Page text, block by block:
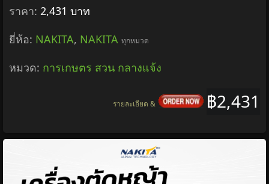
ราคา: 2,431 บาท
ยี่ห้อ: NAKITA, NAKITA ทุกหมวด
หมวด: การเกษตร สวน กลางแจ้ง
฿2,431
รายละเอียด &